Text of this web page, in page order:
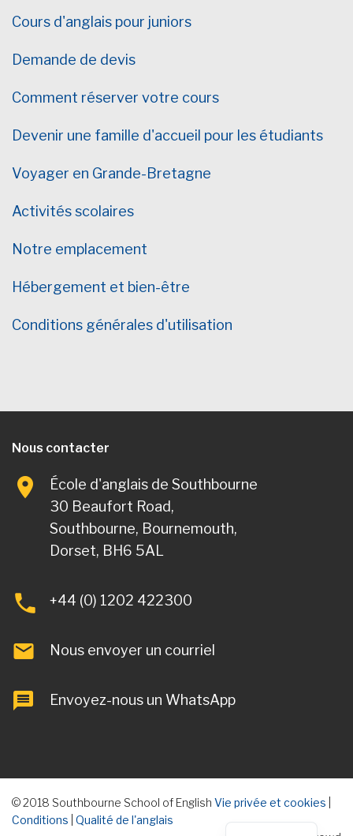
Cours d'anglais pour juniors
Demande de devis
Comment réserver votre cours
Devenir une famille d'accueil pour les étudiants
Voyager en Grande-Bretagne
Activités scolaires
Notre emplacement
Hébergement et bien-être
Conditions générales d'utilisation
Nous contacter
École d'anglais de Southbourne
30 Beaufort Road,
Southbourne, Bournemouth,
Dorset, BH6 5AL
+44 (0) 1202 422300
Nous envoyer un courriel
Envoyez-nous un WhatsApp
© 2018 Southbourne School of English Vie privée et cookies
Conditions Qualité de l'anglais